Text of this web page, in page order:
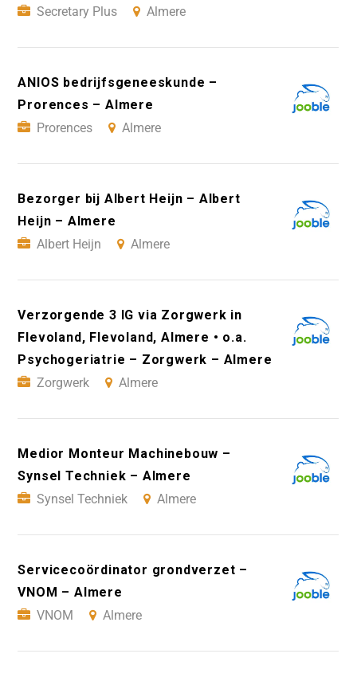
Secretary Plus
Almere
ANIOS bedrijfsgeneeskunde –
Prorences – Almere
Prorences
Almere
Bezorger bij Albert Heijn – Albert
Heijn – Almere
Albert Heijn
Almere
Verzorgende 3 IG via Zorgwerk in
Flevoland, Flevoland, Almere • o.a.
Psychogeriatrie – Zorgwerk – Almere
Zorgwerk
Almere
Medior Monteur Machinebouw –
Synsel Techniek – Almere
Synsel Techniek
Almere
Servicecoördinator grondverzet –
VNOM – Almere
VNOM
Almere